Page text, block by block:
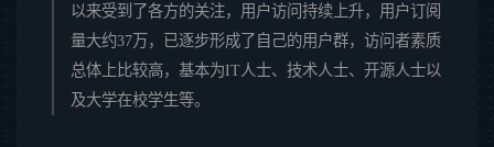
以来受到了各方的关注，用户访问持续上升，用户订阅
量大约37万，已逐步形成了自己的用户群，访问者素质
总体上比较高，基本为IT人士、技术人士、开源人士以
及大学在校学生等。